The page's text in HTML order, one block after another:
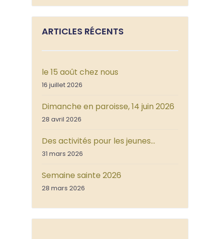
ARTICLES RÉCENTS
le 15 août chez nous
16 juillet 2026
Dimanche en paroisse, 14 juin 2026
28 avril 2026
Des activités pour les jeunes…
31 mars 2026
Semaine sainte 2026
28 mars 2026